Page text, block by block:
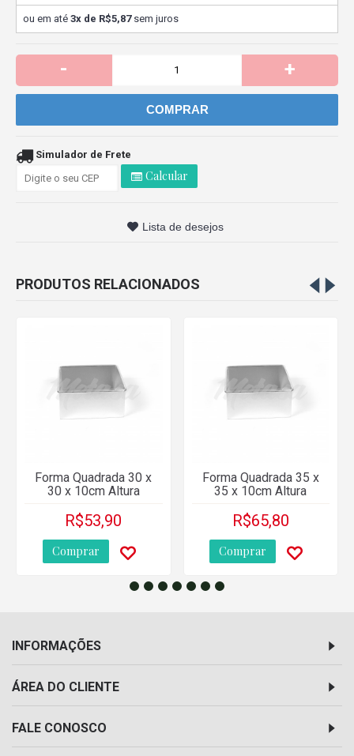
ou em até 3x de R$5,87sem juros
- +
COMPRAR
Simulador de Frete
Calcular
Lista de desejos
PRODUTOS RELACIONADOS
Forma Quadrada 30 x
30 x 10cm Altura
R$53,90
Comprar
Forma Quadrada 35 x
35 x 10cm Altura
R$65,80
Comprar
INFORMAÇÕES
ÁREA DO CLIENTE
FALE CONOSCO